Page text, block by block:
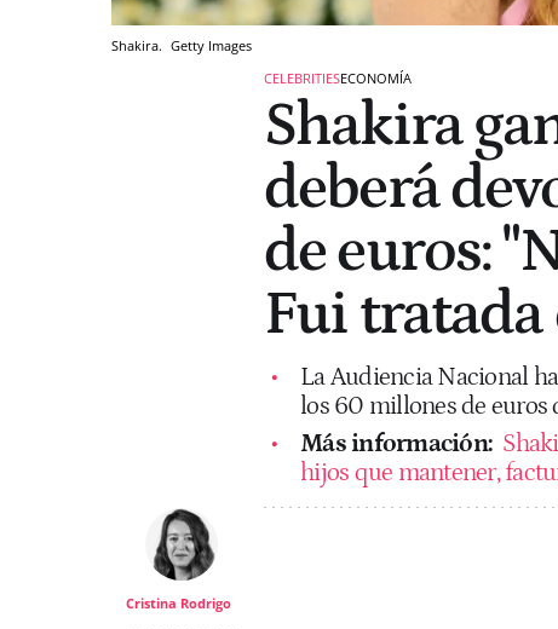
Shakira. Getty Images
CELEBRITIESECONOMÍA
Shakira
deberá
de euros:
Fui
La Audiencia Nacional
los 60 millones de euros
Más información:
hijos que mantener,
Cristina Rodrigo